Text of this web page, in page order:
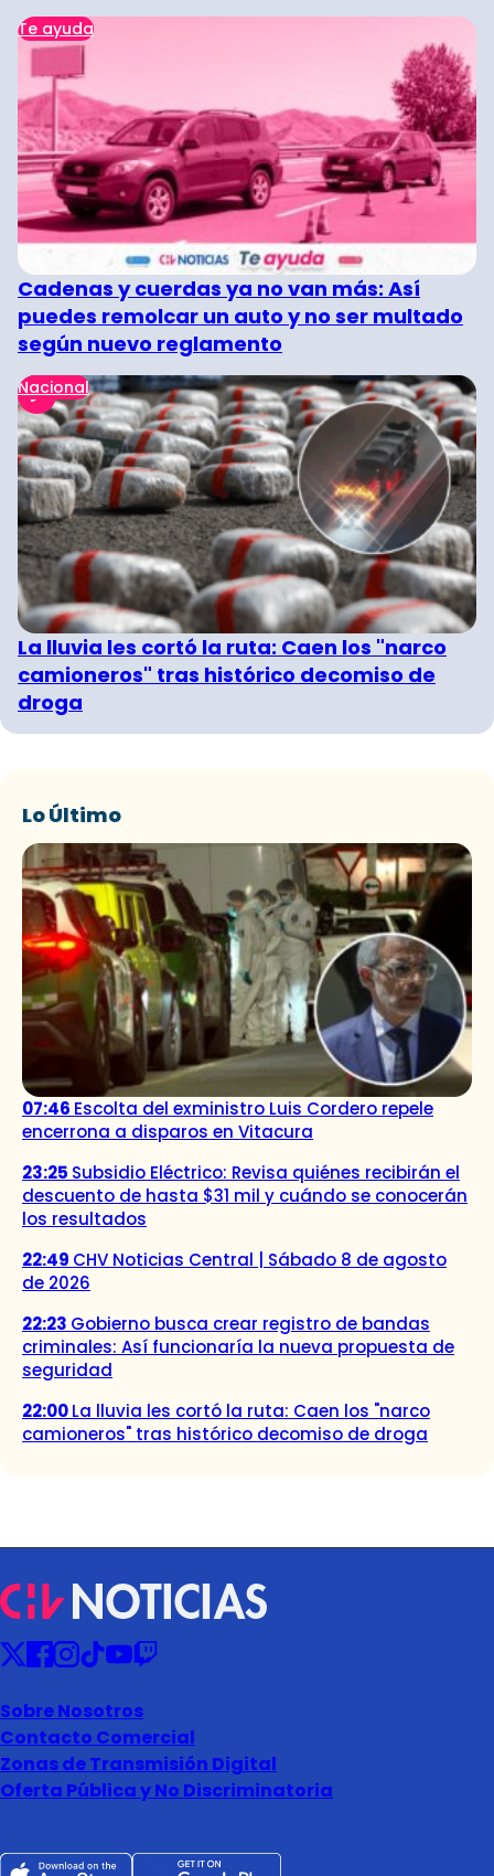
Te ayuda
Cadenas y cuerdas ya no van más: Así
puedes remolcar un auto y no ser multado
según nuevo reglamento
Nacional
La lluvia les cortó la ruta: Caen los "narco
camioneros" tras histórico decomiso de
droga
Lo Último
07:46 Escolta del exministro Luis Cordero repele
encerrona a disparos en Vitacura
23:25 Subsidio Eléctrico: Revisa quiénes recibirán el
descuento de hasta $31 mil y cuándo se conocerán
los resultados
22:49 CHV Noticias Central | Sábado 8 de agosto
de 2026
22:23 Gobierno busca crear registro de bandas
criminales: Así funcionaría la nueva propuesta de
seguridad
22:00La lluvia les cortó la ruta: Caen los "narco
camioneros" tras histórico decomiso de droga
Sobre Nosotros
Contacto Comercial
Zonas de Transmisión Digital
Oferta Pública y No Discriminatoria